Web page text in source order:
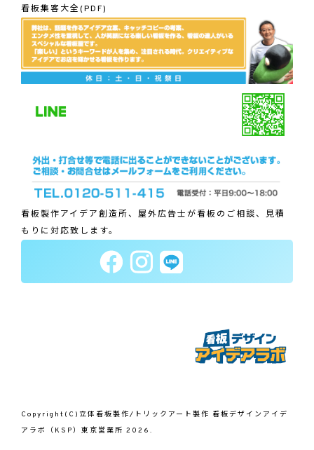
看板集客大全(PDF)
看板製作アイデア創造所、屋外広告士が看板のご相談、見積
もりに対応致します。